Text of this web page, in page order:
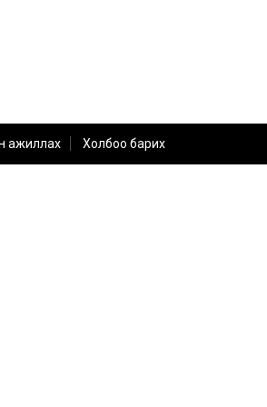
ажиллах Холбоо барих